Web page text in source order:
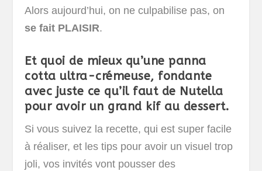
Alors aujourd’hui, on ne culpabilise pas, on
se fait PLAISIR.
Et quoi de mieux qu’une panna
cotta ultra-crémeuse, fondante
avec juste ce qu’il faut de Nutella
pour avoir un grand kif au dessert.
Si vous suivez la recette, qui est super facile
à réaliser, et les tips pour avoir un visuel trop
joli, vos invités vont pousser des